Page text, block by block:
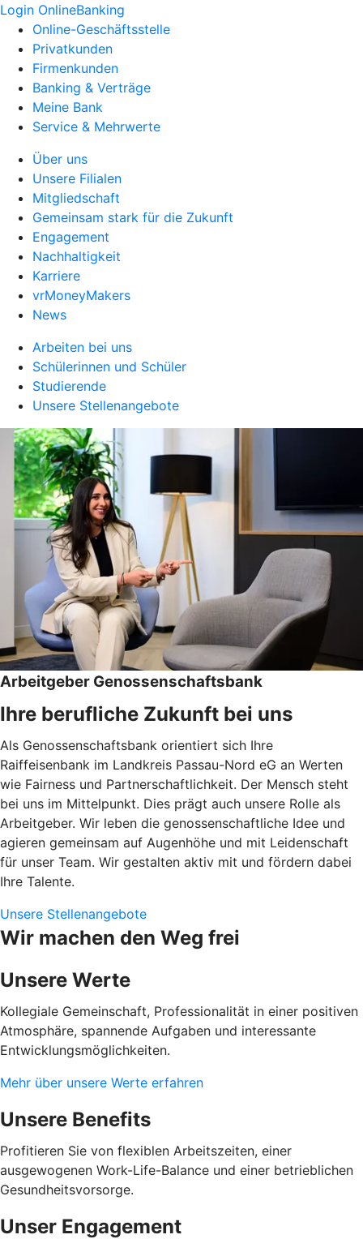
Login OnlineBanking
Online-Geschäftsstelle
Privatkunden
Firmenkunden
Banking & Verträge
Meine Bank
Service & Mehrwerte
Über uns
Unsere Filialen
Mitgliedschaft
Gemeinsam stark für die Zukunft
Engagement
Nachhaltigkeit
Karriere
vrMoneyMakers
News
Arbeiten bei uns
Schülerinnen und Schüler
Studierende
Unsere Stellenangebote
Arbeitgeber Genossenschaftsbank
Ihre berufliche Zukunft bei uns
Als Genossenschaftsbank orientiert sich Ihre
Raiffeisenbank im Landkreis Passau-Nord eG an Werten
wie Fairness und Partnerschaftlichkeit. Der Mensch steht
bei uns im Mittelpunkt. Dies prägt auch unsere Rolle als
Arbeitgeber. Wir leben die genossenschaftliche Idee und
agieren gemeinsam auf Augenhöhe und mit Leidenschaft
für unser Team. Wir gestalten aktiv mit und fördern dabei
Ihre Talente.
Unsere Stellenangebote
Wir machen den Weg frei
Unsere Werte
Kollegiale Gemeinschaft, Professionalität in einer positiven
Atmosphäre, spannende Aufgaben und interessante
Entwicklungsmöglichkeiten.
Mehr über unsere Werte erfahren
Unsere Benefits
Profitieren Sie von flexiblen Arbeitszeiten, einer
ausgewogenen Work-Life-Balance und einer betrieblichen
Gesundheitsvorsorge.
Unser Engagement